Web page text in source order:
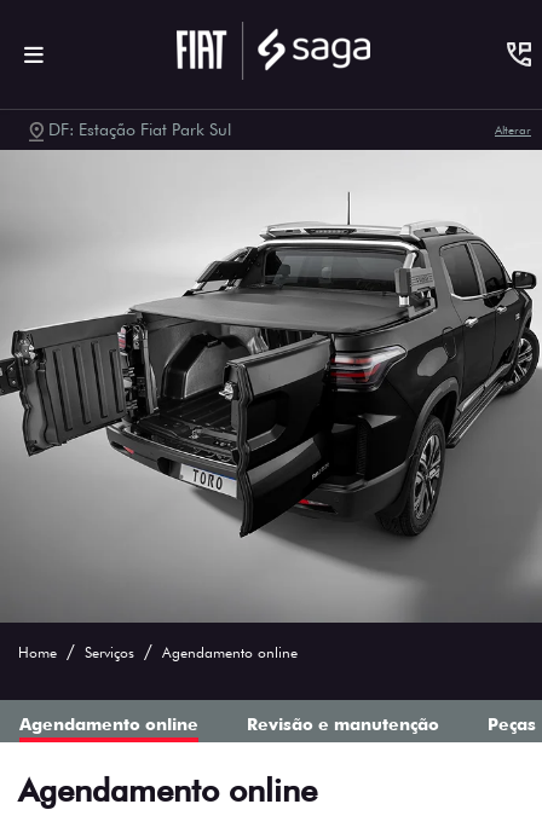
DF: Estação Fiat Park Sul Alterar
Home Serviços Agendamento online
Agendamento online Revisão e manutenção Peças
Agendamento online